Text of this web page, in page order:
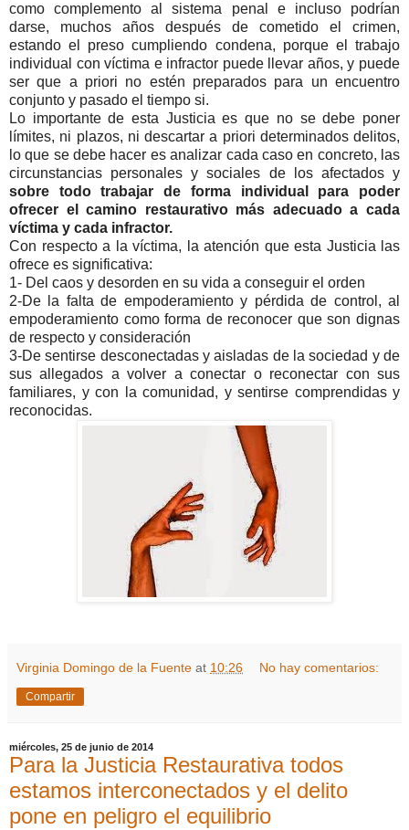
como complemento al sistema penal e incluso podrían
darse, muchos años después de cometido el crimen,
estando el preso cumpliendo condena, porque el trabajo
individual con víctima e infractor puede llevar años, y puede
ser que a priori no estén preparados para un encuentro
conjunto y pasado el tiempo si.
Lo importante de esta Justicia es que no se debe poner
límites, ni plazos, ni descartar a priori determinados delitos,
lo que se debe hacer es analizar cada caso en concreto, las
circunstancias personales y sociales de los afectados y
sobre todo trabajar de forma individual para poder
ofrecer el camino restaurativo más adecuado a cada
víctima y cada infractor.
Con respecto a la víctima, la atención que esta Justicia las
ofrece es significativa:
1- Del caos y desorden en su vida a conseguir el orden
2-De la falta de empoderamiento y pérdida de control, al
empoderamiento como forma de reconocer que son dignas
de respecto y consideración
3-De sentirse desconectadas y aisladas de la sociedad y de
sus allegados a volver a conectar o reconectar con sus
familiares, y con la comunidad, y sentirse comprendidas y
reconocidas.
Virginia Domingo de la Fuente at 10:26 No hay comentarios:
Compartir
miércoles, 25 de junio de 2014
Para la Justicia Restaurativa todos
estamos interconectados y el delito
pone en peligro el equilibrio